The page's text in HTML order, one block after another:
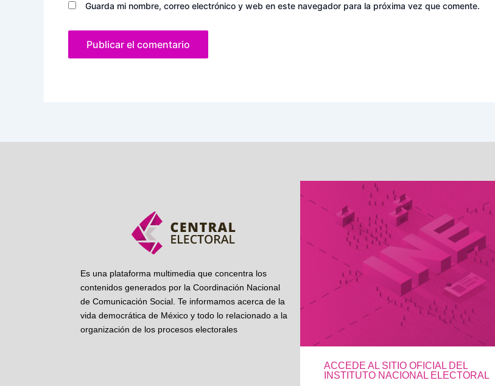
Guarda mi nombre, correo electrónico y web en este navegador para la próxima vez que comente.
Es una plataforma multimedia que concentra los
contenidos generados por la Coordinación Nacional
de Comunicación Social. Te informamos acerca de la
vida democrática de México y todo lo relacionado a la
organización de los procesos electorales
ACCEDE AL SITIO OFICIAL DEL
INSTITUTO NACIONAL ELECTORAL